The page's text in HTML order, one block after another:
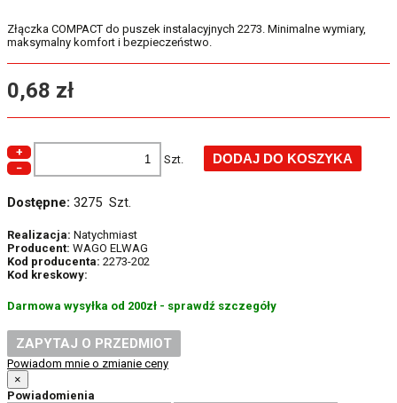
Złączka COMPACT do puszek instalacyjnych 2273. Minimalne wymiary,
maksymalny komfort i bezpieczeństwo.
0,68 zł
+
−
Szt.
Dostępne: 3275 Szt.
Realizacja: Natychmiast
Producent: WAGO ELWAG
Kod producenta: 2273-202
Kod kreskowy:
Darmowa wysyłka od 200zł - sprawdź szczegóły
ZAPYTAJ O PRZEDMIOT
Powiadom mnie o zmianie ceny
×
Powiadomienia